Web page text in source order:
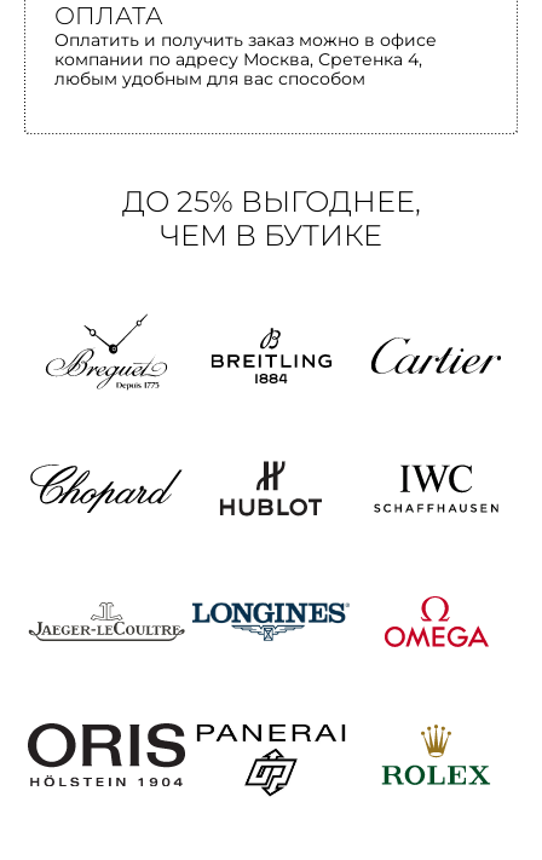
ОПЛАТА
Оплатить и получить заказ можно в офисе
компании по адресу Москва, Сретенка 4,
любым удобным для вас способом
ДО 25% ВЫГОДНЕЕ,
ЧЕМ В БУТИКЕ